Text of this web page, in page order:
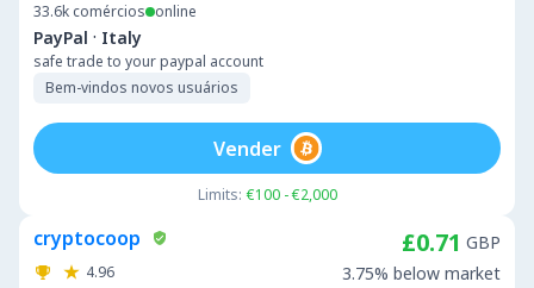
33.6k comércios online
PayPal · Italy
safe trade to your paypal account
Bem-vindos novos usuários
Limits: €100 - €2,000
Vender
cryptocoop
4.96
£0.71 GBP
3.75% below market